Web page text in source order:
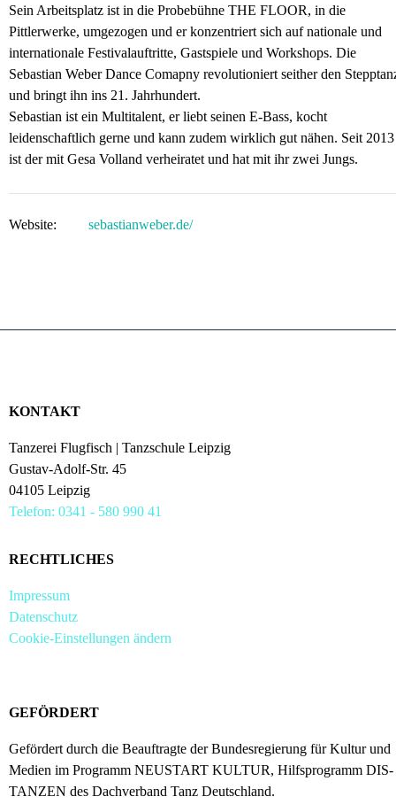
Sein Arbeitsplatz ist in die Probebühne THE FLOOR, in die
Pittlerwerke, umgezogen und er konzentriert sich auf nationale und
internationale Festivalauftritte, Gastspiele und Workshops. Die
Sebastian Weber Dance Comapny revolutioniert seither den
und bringt ihn ins 21. Jahrhundert.
Sebastian ist ein Multitalent, er liebt seinen E-Bass, kocht
leidenschaftlich gerne und kann zudem wirklich gut nähen. Seit 2013
ist der mit Gesa Volland verheiratet und hat mit ihr zwei Jungs.
Website: sebastianweber.de/
KONTAKT
Tanzerei Flugfisch | Tanzschule Leipzig
Gustav-Adolf-Str. 45
04105 Leipzig
Telefon: 0341 - 580 990 41
RECHTLICHES
Impressum
Datenschutz
Cookie-Einstellungen ändern
GEFÖRDERT
Gefördert durch die Beauftragte der Bundesregierung für Kultur und
Medien im Programm NEUSTART KULTUR, Hilfsprogramm DIS-
TANZEN des Dachverband Tanz Deutschland.